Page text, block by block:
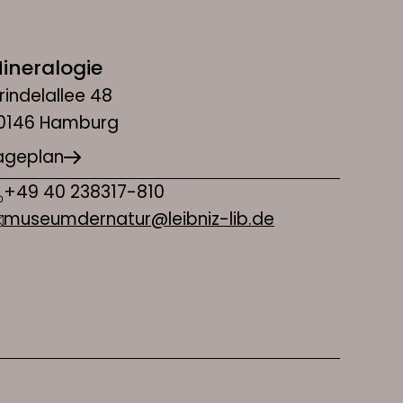
48
Hamburg
+49 40 238317-810
museumdernatur@leibniz-lib.de